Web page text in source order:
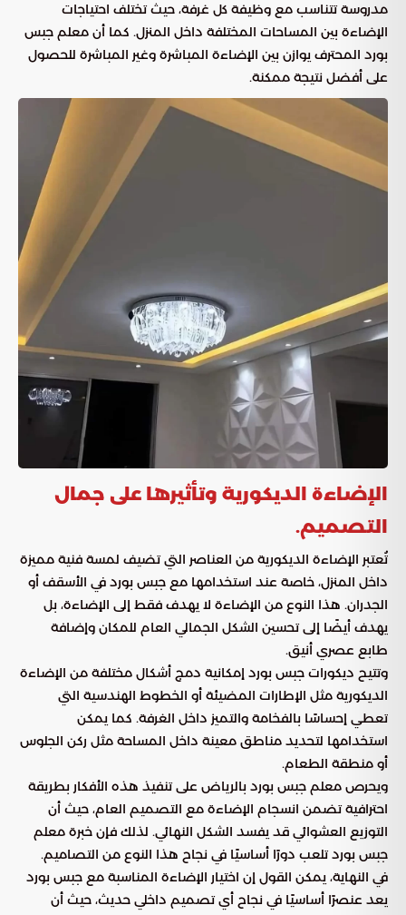
مدروسة تتناسب مع وظيفة كل غرفة، حيث تختلف احتياجات
الإضاءة بين المساحات المختلفة داخل المنزل. كما أن معلم جبس
بورد المحترف يوازن بين الإضاءة المباشرة وغير المباشرة للحصول
على أفضل نتيجة ممكنة.
الإضاءة الديكورية وتأثيرها على جمال
التصميم.
تُعتبر الإضاءة الديكورية من العناصر التي تضيف لمسة فنية مميزة
داخل المنزل، خاصة عند استخدامها مع جبس بورد في الأسقف أو
الجدران. هذا النوع من الإضاءة لا يهدف فقط إلى الإضاءة، بل
يهدف أيضًا إلى تحسين الشكل الجمالي العام للمكان وإضافة
طابع عصري أنيق.
وتتيح ديكورات جبس بورد إمكانية دمج أشكال مختلفة من الإضاءة
الديكورية مثل الإطارات المضيئة أو الخطوط الهندسية التي
تعطي إحساسًا بالفخامة والتميز داخل الغرفة. كما يمكن
استخدامها لتحديد مناطق معينة داخل المساحة مثل ركن الجلوس
أو منطقة الطعام.
ويحرص معلم جبس بورد بالرياض على تنفيذ هذه الأفكار بطريقة
احترافية تضمن انسجام الإضاءة مع التصميم العام، حيث أن
التوزيع العشوائي قد يفسد الشكل النهائي. لذلك فإن خبرة معلم
جبس بورد تلعب دورًا أساسيًا في نجاح هذا النوع من التصاميم.
في النهاية، يمكن القول إن اختيار الإضاءة المناسبة مع جبس بورد
يعد عنصرًا أساسيًا في نجاح أي تصميم داخلي حديث، حيث أن